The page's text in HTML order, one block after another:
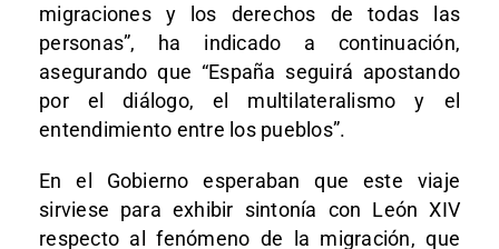
migraciones y los derechos de todas las
personas”, ha indicado a continuación,
asegurando que “España seguirá apostando
por el diálogo, el multilateralismo y el
entendimiento entre los pueblos”.
En el Gobierno esperaban que este viaje
sirviese para exhibir sintonía con León XIV
respecto al fenómeno de la migración, que